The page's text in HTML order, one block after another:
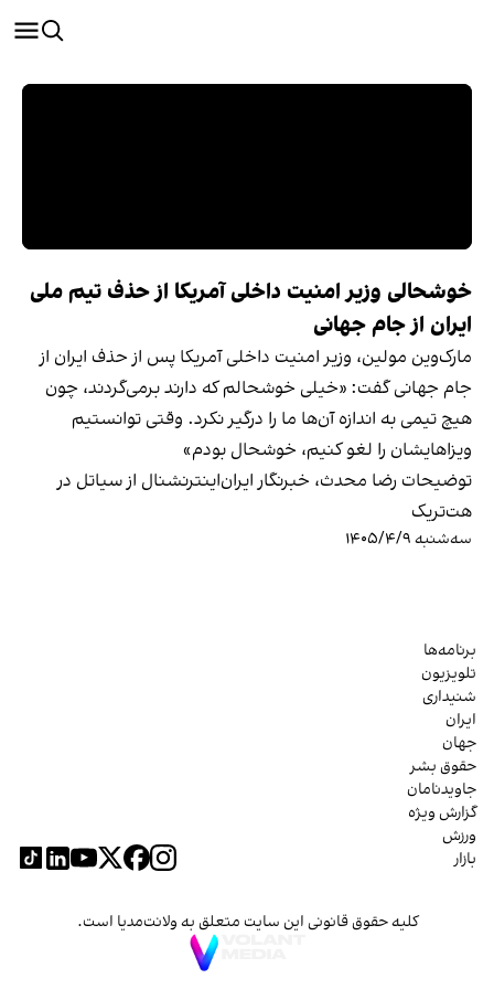
خوشحالی وزیر امنیت داخلی آمریکا از حذف تیم ملی
ایران از جام جهانی
مارک‌وین مولین، وزیر امنیت داخلی آمریکا پس از حذف ایران از
جام جهانی گفت: «خیلی خوشحالم که دارند برمی‌گردند، چون
هیچ تیمی به اندازه آن‌ها ما را درگیر نکرد. وقتی توانستیم
ویزاهایشان را لغو کنیم، خوشحال بودم»
توضیحات رضا محدث، خبرنگار ایران‌اینترنشنال از سیاتل در
هت‌تریک
سه‌شنبه ۱۴۰۵/۴/۹
برنامه‌ها
تلویزیون
شنیداری
ایران
جهان
حقوق بشر
جاویدنامان
گزارش ویژه
ورزش
بازار
کلیه حقوق قانونی این سایت متعلق به ولانت‌مدیا است.